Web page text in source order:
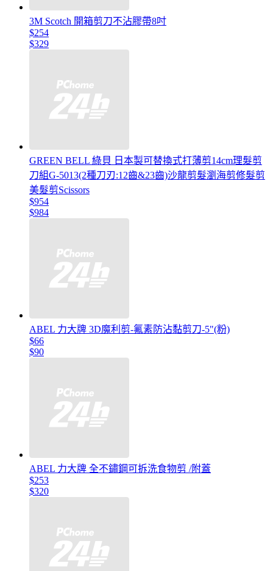
3M Scotch 開箱剪刀不沾膠帶8吋
$254
$329
GREEN BELL 綠貝 日本製可替換式打薄剪14cm理髮剪
刀組G-5013(2種刀刃:12齒&23齒)沙龍剪髮瀏海剪修髮剪
美髮剪Scissors
$954
$984
ABEL 力大牌 3D魔利剪-氟素防沾黏剪刀-5"(粉)
$66
$90
ABEL 力大牌 全不鏽鋼可拆洗食物剪 /附蓋
$253
$320